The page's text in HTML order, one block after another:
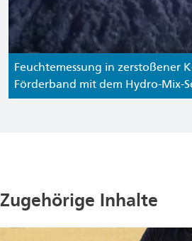
Feuchtemessung in zerstoßener
Förderband mit dem Hydro-Mix-
Zugehörige Inhalte